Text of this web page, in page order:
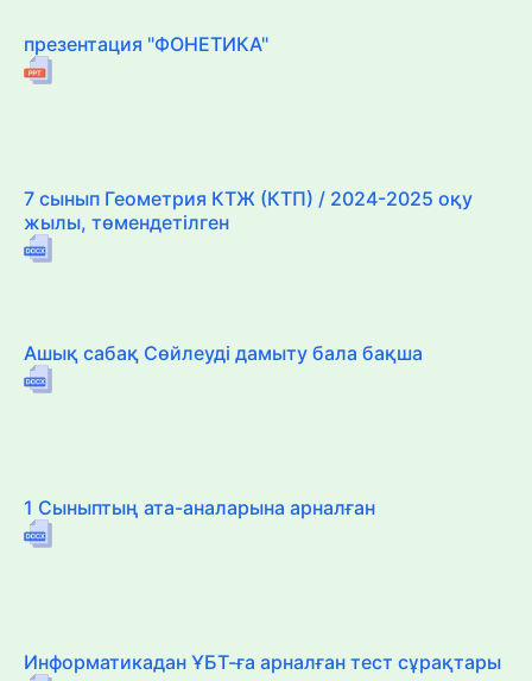
презентация "ФОНЕТИКА"
7 сынып Геометрия КТЖ (КТП) / 2024-2025 оқу
жылы, төмендетілген
Ашық сабақ Сөйлеуді дамыту бала бақша
1 Сыныптың ата-аналарына арналған
Информатикадан ҰБТ-ға арналған тест сұрақтары